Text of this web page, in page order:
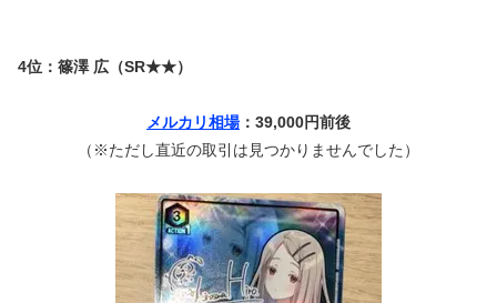
4位：篠澤 広（SR★★）
メルカリ相場：39,000円前後
（※ただし直近の取引は見つかりませんでした）